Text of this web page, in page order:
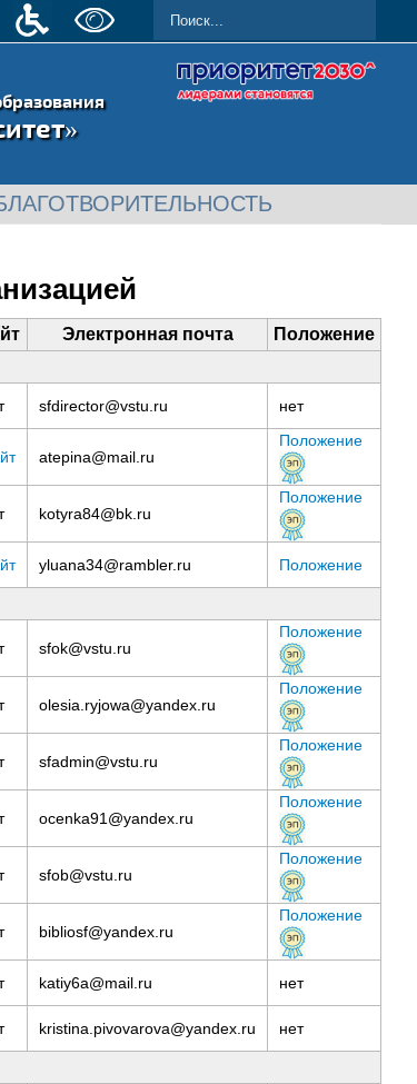
Электронная почта
Положение
sfdirector@vstu.ru нет
atepina@mail.ru
Положение
kotyra84@bk.ru
Положение
yluana34@rambler.ru Положение
sfok@vstu.ru
Положение
olesia.ryjowa@yandex.ru
Положение
sfadmin@vstu.ru
Положение
ocenka91@yandex.ru
Положение
sfob@vstu.ru
Положение
bibliosf@yandex.ru
Положение
katiy6a@mail.ru нет
kristina.pivovarova@yandex.ru нет